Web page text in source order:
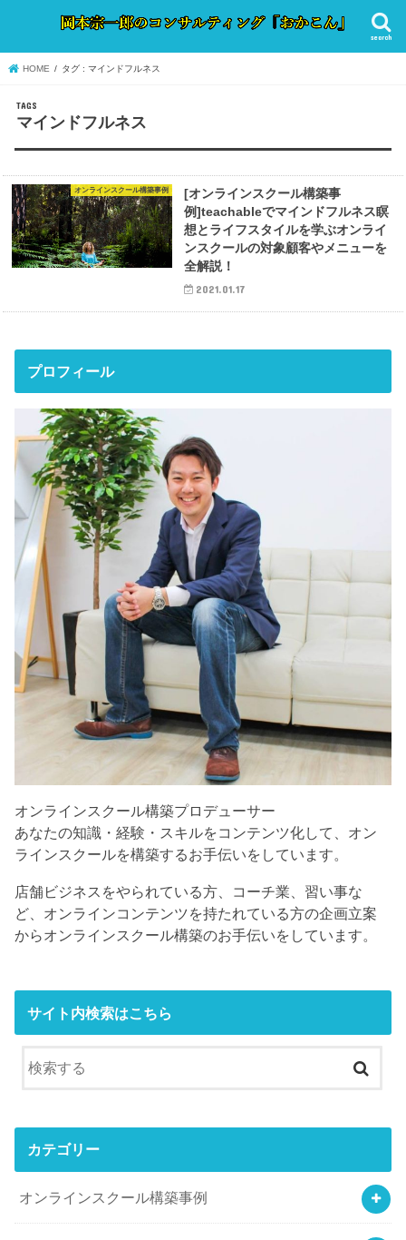
search
HOME タグ : マインドフルネス
マインドフルネス
オンラインスクール構築事例
[オンラインスクール構築事
例]teachableでマインドフルネス瞑
想とライフスタイルを学ぶオンライ
ンスクールの対象顧客やメニューを
全解説！
2021.01.17
プロフィール
オンラインスクール構築プロデューサー
あなたの知識・経験・スキルをコンテンツ化して、オン
ラインスクールを構築するお手伝いをしています。
店舗ビジネスをやられている方、コーチ業、習い事な
ど、オンラインコンテンツを持たれている方の企画立案
からオンラインスクール構築のお手伝いをしています。
サイト内検索はこちら
カテゴリー
オンラインスクール構築事例